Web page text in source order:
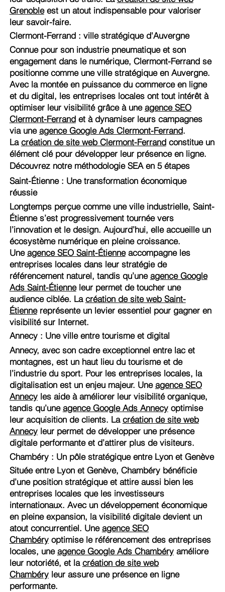
Grenobleest un atout indispensable pour valoriser
leur savoir-faire.
Clermont-Ferrand : ville stratégique d'Auvergne
Connue pour son industrie pneumatique et son
engagement dans le numérique, Clermont-Ferrand se
positionne comme une ville stratégique en Auvergne.
Avec la montée en puissance du commerce en ligne
et du digital, les entreprises locales ont tout intérêt à
optimiser leur visibilité grâce à uneagence SEO
Clermont-Ferrandet à dynamiser leurs campagnes
via uneagence Google Ads Clermont-Ferrand.
Lacréation de site web Clermont-Ferrandconstitue un
élément clé pour développer leur présence en ligne.
Saint-Étienne : Une transformation économique
réussie
Longtemps perçue comme une ville industrielle, Saint-
Étienne s’est progressivement tournée vers
l’innovation et le design. Aujourd’hui, elle accueille un
écosystème numérique en pleine croissance.
Uneagence SEO Saint-Étienneaccompagne les
entreprises locales dans leur stratégie de
référencement naturel, tandis qu’uneagence Google
Ads Saint-Étienneleur permet de toucher une
audience ciblée. Lacréation de site web Saint-
Étiennereprésente un levier essentiel pour gagner en
visibilité sur Internet.
Annecy : Une ville entre tourisme et digital
Annecy, avec son cadre exceptionnel entre lac et
montagnes, est un haut lieu du tourisme et de
l’industrie du sport. Pour les entreprises locales, la
digitalisation est un enjeu majeur. Uneagence SEO
Annecyles aide à améliorer leur visibilité organique,
tandis qu’uneagence Google Ads Annecyoptimise
leur acquisition de clients. Lacréation de site web
Annecyleur permet de développer une présence
digitale performante et d’attirer plus de visiteurs.
Chambéry : Un pôle stratégique entre Lyon et Genève
Située entre Lyon et Genève, Chambéry bénéficie
d’une position stratégique et attire aussi bien les
entreprises locales que les investisseurs
internationaux. Avec un développement économique
en pleine expansion, la visibilité digitale devient un
atout concurrentiel. Uneagence SEO
Chambéryoptimise le référencement des entreprises
locales, uneagence Google Ads Chambéryaméliore
leur notoriété, et lacréation de site web
Chambéryleur assure une présence en ligne
performante.
Découvrez notre méthodologie SEA en 5 étapes